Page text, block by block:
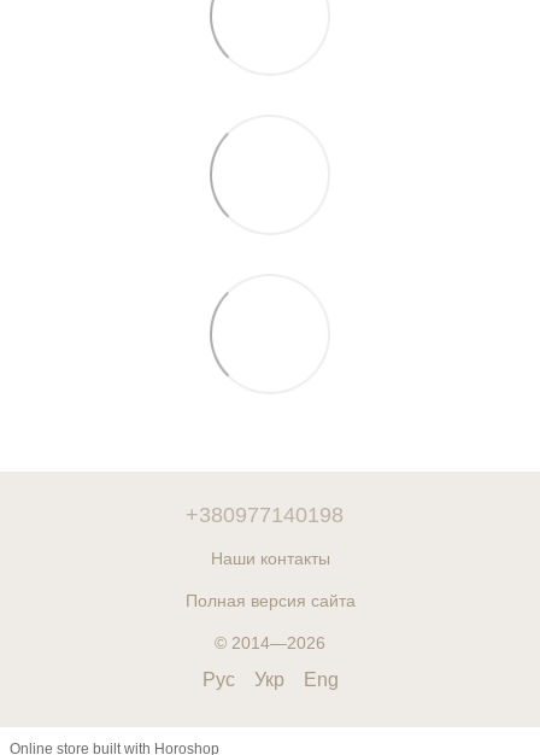
+380977140198
Наши контакты
Полная версия сайта
© 2014—2026
Рус Укр Eng
Online store built with Horoshop